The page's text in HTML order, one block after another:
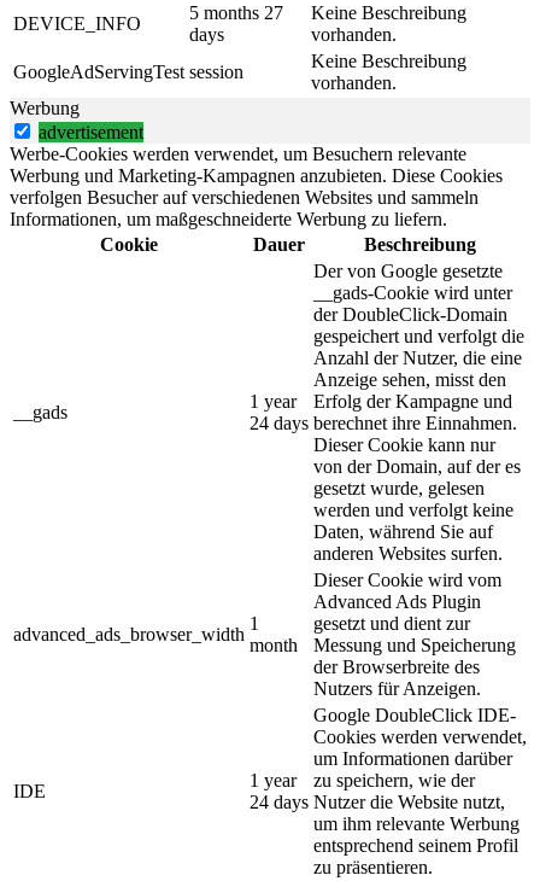
DEVICE_INFO
5 months 27
days
Keine Beschreibung
vorhanden.
GoogleAdServingTest session
Keine Beschreibung
vorhanden.
Werbung
advertisement
Werbe-Cookies werden verwendet, um Besuchern relevante
Werbung und Marketing-Kampagnen anzubieten. Diese Cookies
verfolgen Besucher auf verschiedenen Websites und sammeln
Informationen, um maßgeschneiderte Werbung zu liefern.
Cookie
Dauer Beschreibung
__gads
1 year
24 days
Der von Google gesetzte
__gads-Cookie wird unter
der DoubleClick-Domain
gespeichert und verfolgt die
Anzahl der Nutzer, die eine
Anzeige sehen, misst den
Erfolg der Kampagne und
berechnet ihre Einnahmen.
Dieser Cookie kann nur
von der Domain, auf der es
gesetzt wurde, gelesen
werden und verfolgt keine
Daten, während Sie auf
anderen Websites surfen.
advanced_ads_browser_width
1
month
Dieser Cookie wird vom
Advanced Ads Plugin
gesetzt und dient zur
Messung und Speicherung
der Browserbreite des
Nutzers für Anzeigen.
IDE
1 year
24 days
Google DoubleClick IDE-
Cookies werden verwendet,
um Informationen darüber
zu speichern, wie der
Nutzer die Website nutzt,
um ihm relevante Werbung
entsprechend seinem Profil
zu präsentieren.